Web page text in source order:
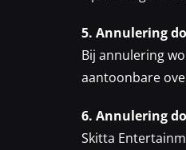
5. Annulering
Bij annulering
aantoonbare
6. Annulering
Skitta